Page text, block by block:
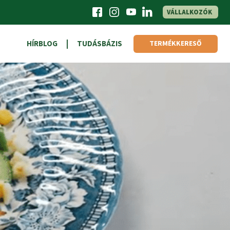
VÁLLALKOZÓK
HÍRBLOG TUDÁSBÁZIS TERMÉKKERESŐ